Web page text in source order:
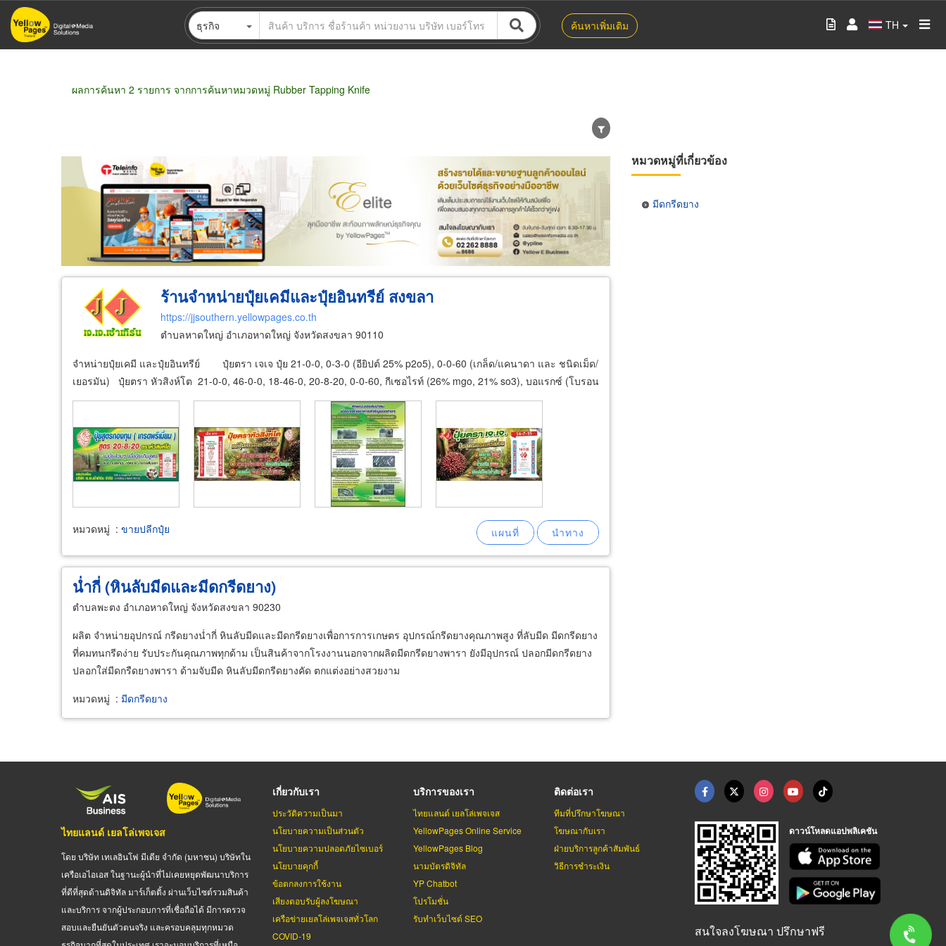
ข้าม
ไป
ธุรกิจ ค้นหาเพิ่มเติม TH
ผลการค้นหา 2 รายการ จากการค้นหาหมวดหมู่ Rubber Tapping Knife
ขายส่ง ขายปลีก ผู้ผลิต ตัวแทนจัดจำหน่าย ผู้ส่งออก/นำเข้า ธุรกิจบริการ
ร้านจำหน่ายปุ๋ยเคมีและปุ๋ยอินทรีย์ สงขลา
https://jjsouthern.yellowpages.co.th
ตำบลหาดใหญ่ อำเภอหาดใหญ่ จังหวัดสงขลา 90110
จำหน่ายปุ๋ยเคมี และปุ๋ยอินทรีย์ ปุ๋ยตรา เจเจ ปุ๋ย 21-0-0, 0-3-0 (อียิปต์ 25% p2o5), 0-0-60 (เกล็ด/แคนาดา และ ชนิดเม็ด/
เยอรมัน) ปุ๋ยตรา หัวสิงห์โต 21-0-0, 46-0-0, 18-46-0, 20-8-20, 0-0-60, กีเซอไรท์ (26% mgo, 21% so3), บอแรกซ์ (โบรอน
หมวดหมู่ : ขายปลีกปุ๋ย
น่ำกี่ (หินลับมีดและมีดกรีดยาง)
ตำบลพะตง อำเภอหาดใหญ่ จังหวัดสงขลา 90230
ผลิต จำหน่ายอุปกรณ์ กรีดยางน่ำกี่ หินลับมีดและมีดกรีดยางเพื่อการการเกษตร อุปกรณ์กรีดยางคุณภาพสูง ที่ลับมีด มีดกรีดยาง
ที่คมทนกรีดง่าย รับประกันคุณภาพทุกด้าม เป็นสินค้าจากโรงงานนอกจากผลิดมีดกรีดยางพารา ยังมีอุปกรณ์ ปลอกมีดกรีดยาง
ปลอกใส่มีดกรืดยางพารา ด้ามจับมีด หินลับมีดกรีดยางคัด ตกแต่งอย่างสวยงาม
หมวดหมู่ : มีดกรีดยาง
หมวดหมู่ที่เกี่ยวข้อง
มีดกรีดยาง
ไทยแลนด์ เยลโล่เพจเจส
โดย บริษัท เทเลอินโฟ มีเดีย จำกัด (มหาชน) บริษัทใน
เครือเอไอเอส ในฐานะผู้นำที่ไม่เคยหยุดพัฒนาบริการ
ที่ดีที่สุดด้านดิจิทัล มาร์เก็ตติ้ง ผ่านเว็บไซต์รวมสินค้า
และบริการ จากผู้ประกอบการที่เชื่อถือได้ มีการตรวจ
สอบและยืนยันตัวตนจริง และครอบคลุมทุกหมวด
เกี่ยวกับเรา
ประวัติความเป็นมา
นโยบายความเป็นส่วนตัว
นโยบายความปลอดภัยไซเบอร์
นโยบายคุกกี้
ข้อตกลงการใช้งาน
เสียงตอบรับผู้ลงโฆษณา
เครือข่ายเยลโล่เพจเจสทั่วโลก
COVID-19
บริการของเรา
ไทยแลนด์ เยลโล่เพจเจส
YellowPages Online Service
YellowPages Blog
นามบัตรดิจิทัล
YP Chatbot
โปรโมชั่น
รับทำเว็บไซต์ SEO
ติดต่อเรา
ทีมที่ปรึกษาโฆษณา
โฆษณากับเรา
ฝ่ายบริการลูกค้าสัมพันธ์
วิธีการชำระเงิน
ดาวน์โหลดแอปพลิเคชัน
สนใจลงโฆษณา ปรึกษาฟรี